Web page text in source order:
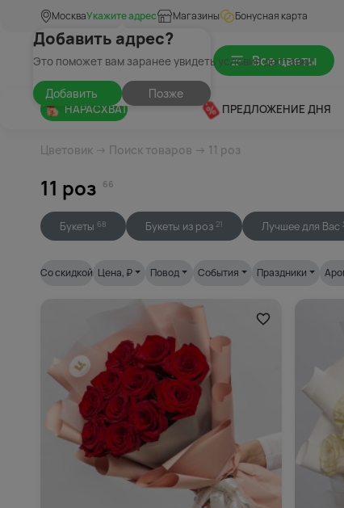
МоскваУкажите адрес
Добавить адрес?
Это поможет вам заранее увидеть условия доставки
Добавить Позже
Магазины Бонусная карта
Все цветы
НАРАСХВАТ ПРЕДЛОЖЕНИЕ ДНЯ
Цветовик → Поиск товаров → 11 роз
11 роз 66
Букеты 68 Букеты из роз 21 Лучшее для Вас
Со скидкой Цена, ₽ Повод События Праздники